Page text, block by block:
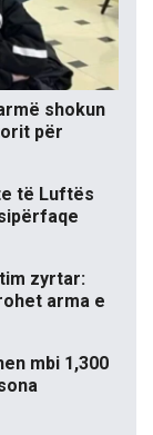
shokun
për
të Luftës
zyrtar:
arma e
mbi 1,300